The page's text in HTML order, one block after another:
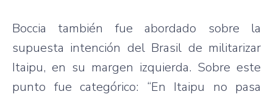
Boccia también fue abordado sobre la
supuesta intención del Brasil de militarizar
Itaipu, en su margen izquierda. Sobre este
punto fue categórico: “En Itaipu no pasa